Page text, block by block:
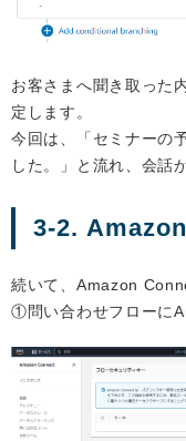
お客さまへ聞き取った
定します。
今回は、「セミナーの
した。」と流れ、会話
3-2.
続いて、Amazon
①問い合わせフローに